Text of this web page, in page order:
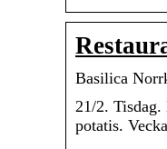
Basilica
21/2.
potatis.